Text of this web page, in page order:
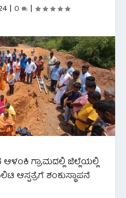
| 0 |
ಆಳಂಕಿ ಗ್ರಾಮದಲ್ಲಿ ಜಿಲ್ಲೆಯಲ್ಲಿ
ಆಸ್ಪತ್ರೆಗೆ ಶಂಕುಸ್ಥಾಪನೆ